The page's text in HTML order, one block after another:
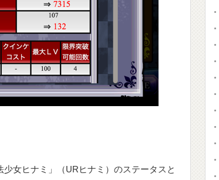
女ヒナミ」（URヒナミ）のステータスと